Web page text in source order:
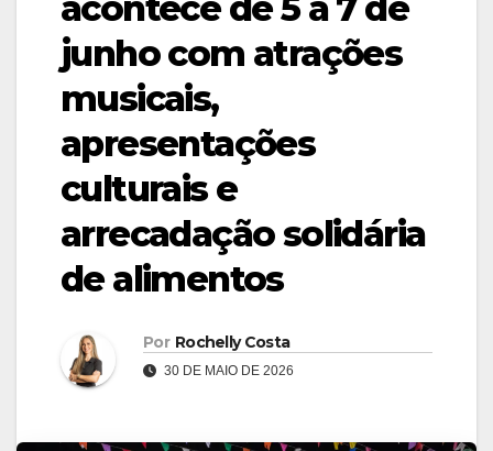
junho com atrações
musicais,
apresentações
culturais e
arrecadação solidária
de alimentos
Por Rochelly Costa
30 DE MAIO DE 2026